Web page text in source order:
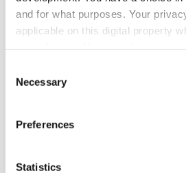
and for what purposes. Your
applicable on this digital property
the Privacy trigger icon.
Find out more about how your
and set your preferences in the
We use cookies to personalise
Selection
Necessary
Preferences
Statistics
Vattenfall kan vinna
finast i Cannes
priset i ”reklav-VM” i Cannes
Bransch